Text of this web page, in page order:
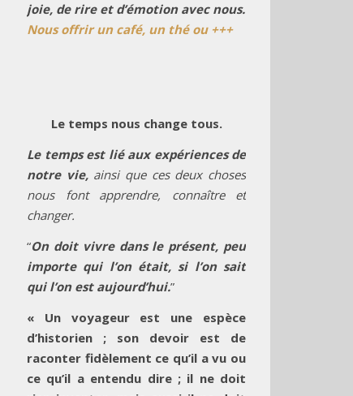
joie, de rire et d’émotion avec nous.
Nous offrir un café, un thé ou +++
Le temps nous change tous.
Le temps est lié aux expériences de
notre vie, ainsi que ces deux choses
nous font apprendre, connaître et
changer.
“On doit vivre dans le présent, peu
importe qui l’on était, si l’on sait
qui l’on est aujourd’hui.”
« Un voyageur est une espèce
d’historien ; son devoir est de
raconter fidèlement ce qu’il a vu ou
ce qu’il a entendu dire ; il ne doit